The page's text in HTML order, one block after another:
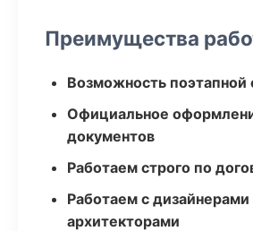
Преимущества
Возможность поэтапной
Официальное
документов
Работаем строго по
Работаем с дизайнерами
архитекторами